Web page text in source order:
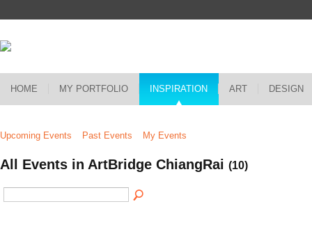
HOME MY PORTFOLIO INSPIRATION ART DESIGN
Upcoming Events Past Events My Events
All Events in ArtBridge ChiangRai (10)